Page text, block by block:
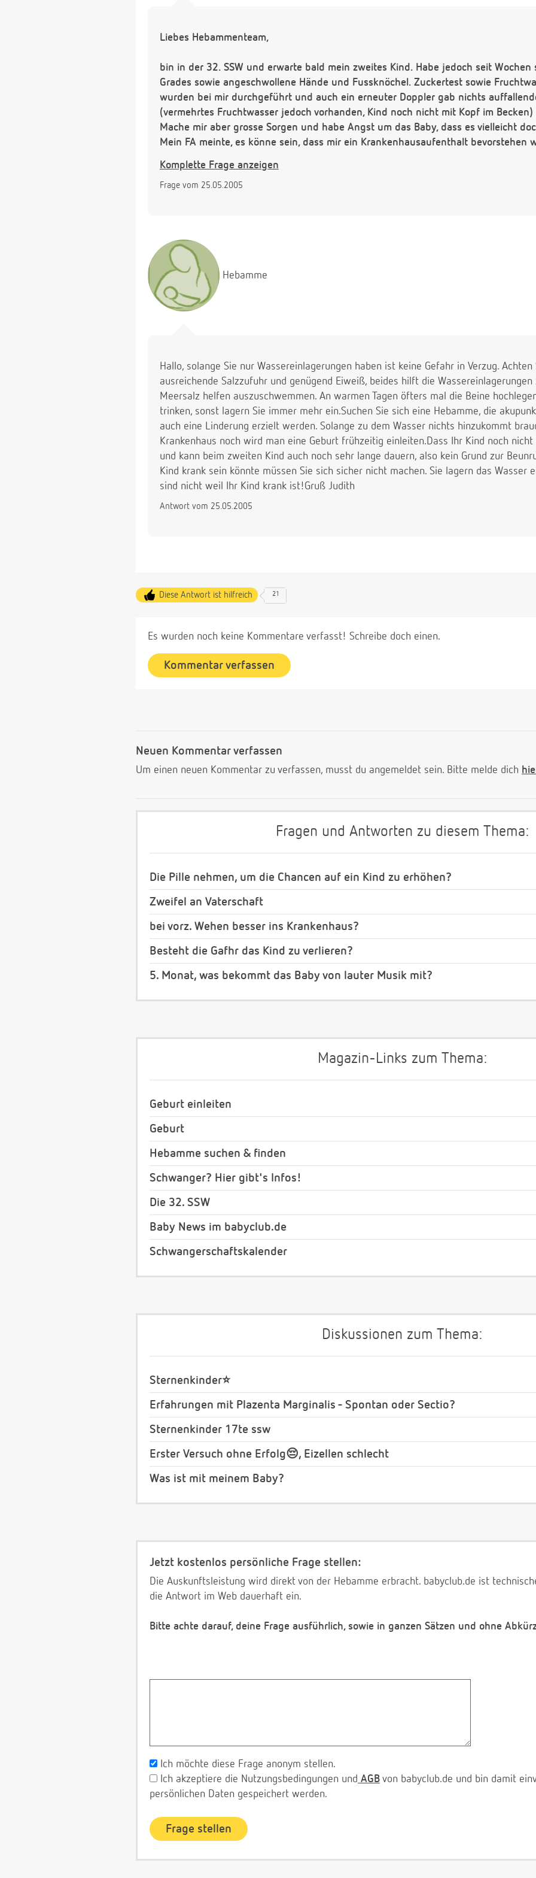
Liebes Hebammenteam,
bin in der 32. SSW und erwarte bald mein zweites Kind. Habe jedoch seit Wochen
Grades sowie angeschwollene Hände und Fussknöchel. Zuckertest sowie
wurden bei mir durchgeführt und auch ein erneuter Doppler gab nichts
(vermehrtes Fruchtwasser jedoch vorhanden, Kind noch nicht mit Kopf im Becken)
Mache mir aber grosse Sorgen und habe Angst um das Baby, dass es vielleicht
Mein FA meinte, es könne sein, dass mir ein Krankenhausaufenthalt bevorstehen
Gefahr, weil von negativen Werten bisher keine Rede bei mir waren...
Bitte helfen sie mir und Danke.
Komplette Frage anzeigen
Frage vom 25.05.2005
Hebamme
Hallo, solange Sie nur Wassereinlagerungen haben ist keine Gefahr in Verzug.
ausreichende Salzzufuhr und genügend Eiweiß, beides hilft die Wassereinlagerungen
Meersalz helfen auszuschwemmen. An warmen Tagen öfters mal die Beine
trinken, sonst lagern Sie immer mehr ein.Suchen Sie sich eine Hebamme, die
auch eine Linderung erzielt werden. Solange zu dem Wasser nichts hinzukommt
Krankenhaus noch wird man eine Geburt frühzeitig einleiten.Dass Ihr Kind noch
und kann beim zweiten Kind auch noch sehr lange dauern, also kein Grund zur
Kind krank sein könnte müssen Sie sich sicher nicht machen. Sie lagern das Wasser
sind nicht weil Ihr Kind krank ist!Gruß Judith
Antwort vom 25.05.2005
Diese Antwort ist hilfreich 21
Es wurden noch keine Kommentare verfasst! Schreibe doch einen.
Kommentar verfassen
Neuen Kommentar verfassen
Um einen neuen Kommentar zu verfassen, musst du angemeldet sein. Bitte melde dich
Fragen und Antworten zu diesem Thema:
Die Pille nehmen, um die Chancen auf ein Kind zu erhöhen?
Zweifel an Vaterschaft
bei vorz. Wehen besser ins Krankenhaus?
Besteht die Gafhr das Kind zu verlieren?
5. Monat, was bekommt das Baby von lauter Musik mit?
Magazin-Links zum Thema:
Geburt einleiten
Geburt
Hebamme suchen & finden
Schwanger? Hier gibt's Infos!
Die 32. SSW
Baby News im babyclub.de
Schwangerschaftskalender
Diskussionen zum Thema:
Sternenkinder⭐️
Erfahrungen mit Plazenta Marginalis - Spontan oder Sectio?
Sternenkinder 17te ssw
Erster Versuch ohne Erfolg😔, Eizellen schlecht
Was ist mit meinem Baby?
Jetzt kostenlos persönliche Frage stellen:
Die Auskunftsleistung wird direkt von der Hebamme erbracht. babyclub.de ist
die Antwort im Web dauerhaft ein.
Bitte achte darauf, deine Frage ausführlich, sowie in ganzen Sätzen und ohne
Ich möchte diese Frage anonym stellen.
Ich akzeptiere die Nutzungsbedingungen und AGB von babyclub.de und bin damit
persönlichen Daten gespeichert werden.